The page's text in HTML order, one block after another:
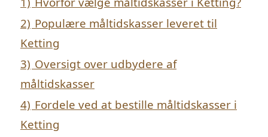
2) Populære måltidskasser leveret til
Ketting
3) Oversigt over udbydere af
måltidskasser
4) Fordele ved at bestille måltidskasser i
Ketting